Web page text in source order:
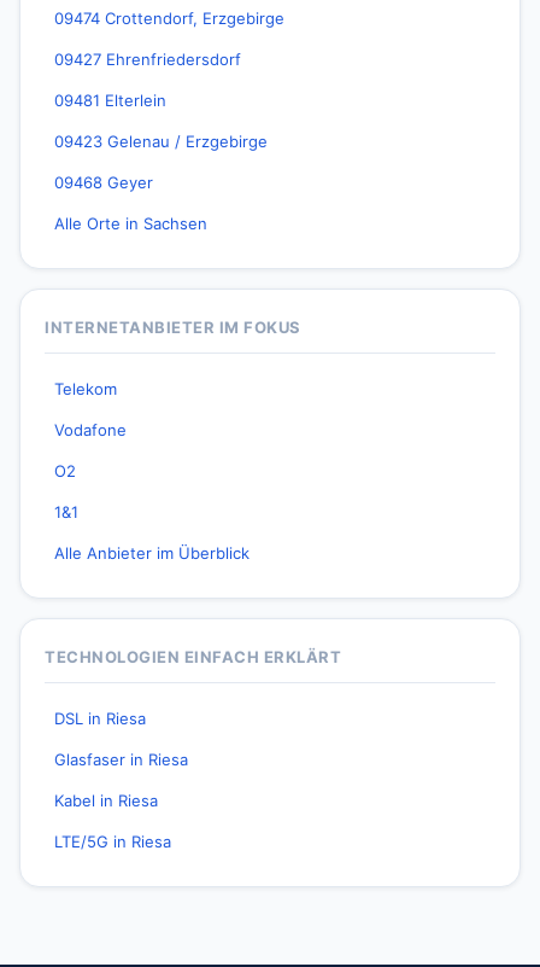
09474 Crottendorf, Erzgebirge
09427 Ehrenfriedersdorf
09481 Elterlein
09423 Gelenau / Erzgebirge
09468 Geyer
Alle Orte in Sachsen
INTERNETANBIETER IM FOKUS
Telekom
Vodafone
O2
1&1
Alle Anbieter im Überblick
TECHNOLOGIEN EINFACH ERKLÄRT
DSL in Riesa
Glasfaser in Riesa
Kabel in Riesa
LTE/5G in Riesa